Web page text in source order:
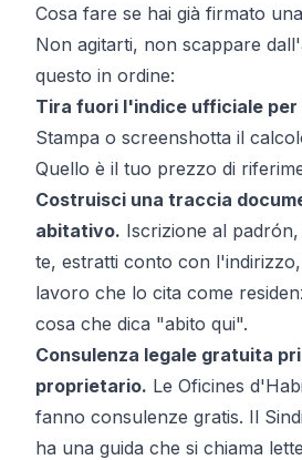
Cosa fare se hai già firmato
Non agitarti, non scappare
questo in ordine:
Tira fuori l'indice ufficiale per
Stampa o screenshotta il
Quello è il tuo prezzo di
Costruisci una traccia
abitativo. Iscrizione al
te, estratti conto con
lavoro che lo cita come
cosa che dica "abito qui".
Consulenza legale gratuita
proprietario. Le Oficines
fanno consulenze gratis. Il
ha una guida che si chiama